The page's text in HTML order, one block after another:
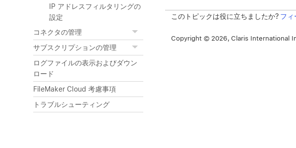
IP アドレスフィルタリングの
設定
コネクタの管理
サブスクリプションの管理
ログファイルの表示およびダウン
ロード
FileMaker Cloud 考慮事項
トラブルシューティング
このトピックは役に立ちましたか? フィ
Copyright © 2026, Claris International